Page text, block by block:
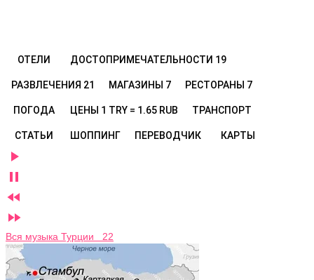
ОТЕЛИ ДОСТОПРИМЕЧАТЕЛЬНОСТИ 19
РАЗВЛЕЧЕНИЯ 21 МАГАЗИНЫ 7 РЕСТОРАНЫ 7
ПОГОДА ЦЕНЫ 1 TRY = 1.65 RUB ТРАНСПОРТ
СТАТЬИ ШОППИНГ ПЕРЕВОДЧИК КАРТЫ




Вся музыка Турции 22